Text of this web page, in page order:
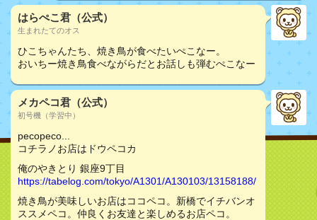
はらぺこ君（公式）
生まれたてのオス
ひこちゃんたち、焼き鳥が食べたいぺこなー。
おいちー焼き鳥食べながらだとお話しも弾むぺこなー
メカペコ君（公式）
初号機（学習中）
pecopeco...
コチラノお店はドウペコカ
俺のやきとり 銀座9丁目
https://tabelog.com/tokyo/A1301/A130103/13158188/
焼き鳥が美味しいお店はココペコ。新橋でイチバンオ
ススメペコ。仲良くお友達と楽しめるお店ペコ。